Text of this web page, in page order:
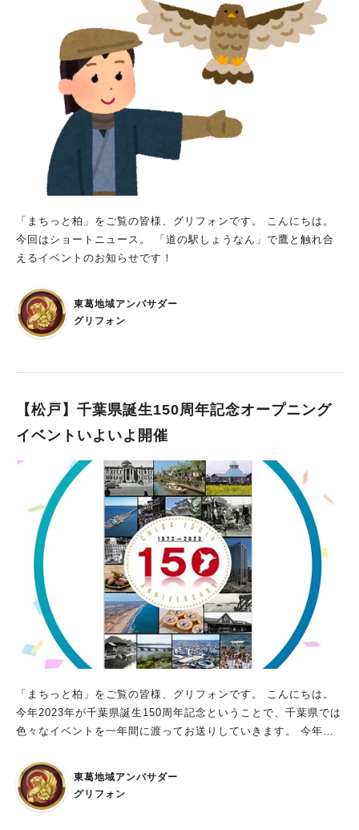
「まちっと柏」をご覧の皆様、グリフォンです。 こんにちは。
今回はショートニュース。 「道の駅しょうなん」で鷹と触れ合
えるイベントのお知らせです！
東葛地域アンバサダー
グリフォン
【松戸】千葉県誕生150周年記念オープニング
イベントいよいよ開催
「まちっと柏」をご覧の皆様、グリフォンです。 こんにちは。
今年2023年が千葉県誕生150周年記念ということで、千葉県では
色々なイベントを一年間に渡ってお送りしていきます。 今年の
規模で行われるというのは先日お伝えしたとおりです。 【松
戸】松戸花火大会が千葉県最大規模で開催されます！｜まちっと
柏 さて、その千葉県誕生150周年記念のオープニングイベン
東葛地域アンバサダー
グリフォン